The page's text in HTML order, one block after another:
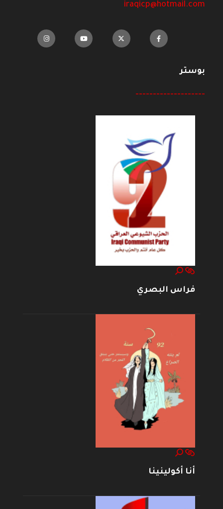
iraqicp@hotmail.com
بوستر
--------------------
فراس البصري
أنا أكولينينا